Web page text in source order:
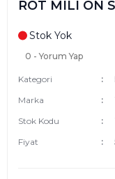
ROT MILI ÖN
Stok Yok
0 - Yorum Yap
Kategori
Marka
Stok Kodu
Fiyat